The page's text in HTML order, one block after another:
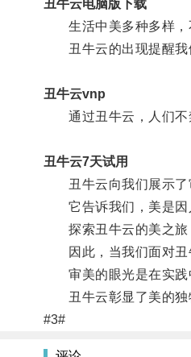
丑牛云电脑版下载
生活中美多种多样，
丑牛云的出现提醒我们
丑牛云vnp
通过丑牛云，人们不禁
丑牛云7天试用
丑牛云向我们展示了
它告诉我们，美是因
探索丑牛云的美之旅
因此，当我们面对丑牛
审美的眼光是在实践
丑牛云彰显了美的独
#3#